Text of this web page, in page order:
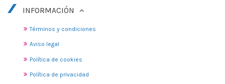
INFORMACIÓN
Términos y condiciones
Aviso legal
Política de cookies
Política de privacidad